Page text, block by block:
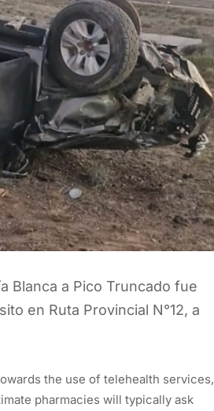
Blanca a Pico Truncado fue
en Ruta Provincial N°12, a
the use of telehealth services,
pharmacies will typically ask